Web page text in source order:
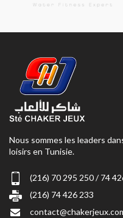
Nous sommes les leaders
loisirs en Tunisie.
(216) 70 295 250 / 74
(216) 74 426 233